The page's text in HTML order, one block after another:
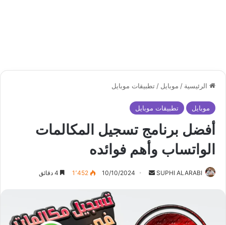
الرئيسية / موبايل / تطبيقات موبايل
موبايل تطبيقات موبايل
أفضل برنامج تسجيل المكالمات
الواتساب وأهم فوائده
SUPHI ALARABI
أرسل 10/10/2024 1٬452